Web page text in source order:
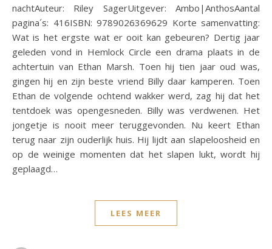
nachtAuteur: Riley SagerUitgever: Ambo|AnthosAantal
pagina´s: 416ISBN: 9789026369629 Korte samenvatting:
Wat is het ergste wat er ooit kan gebeuren? Dertig jaar
geleden vond in Hemlock Circle een drama plaats in de
achtertuin van Ethan Marsh. Toen hij tien jaar oud was,
gingen hij en zijn beste vriend Billy daar kamperen. Toen
Ethan de volgende ochtend wakker werd, zag hij dat het
tentdoek was opengesneden. Billy was verdwenen. Het
jongetje is nooit meer teruggevonden. Nu keert Ethan
terug naar zijn ouderlijk huis. Hij lijdt aan slapeloosheid en
op de weinige momenten dat het slapen lukt, wordt hij
geplaagd…
LEES MEER